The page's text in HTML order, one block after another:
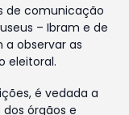
de comunicação
– Ibram e de
a observar as
eleitoral.
é vedada a
órgãos e